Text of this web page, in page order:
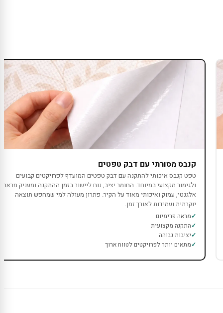
קנבס מסורתי עם דבק טפטים
טפט קנבס איכותי להתקנה עם דבק טפטים המועדף לפרויקטים קבועים
ולגימור מקצועי במיוחד. החומר יציב, נוח ליישור בזמן ההתקנה ומעניק מראה
אלגנטי, עמוק ואיכותי מאוד על הקיר. פתרון מעולה למי שמחפש תוצאה
יוקרתית ועמידות לאורך זמן.
מראה פרימיום
התקנה מקצועית
יציבות גבוהה
מתאים יותר לפרויקטים לטווח ארוך